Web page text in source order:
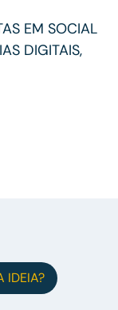
EM SOCIAL
DIGITAIS,
IDEIA?